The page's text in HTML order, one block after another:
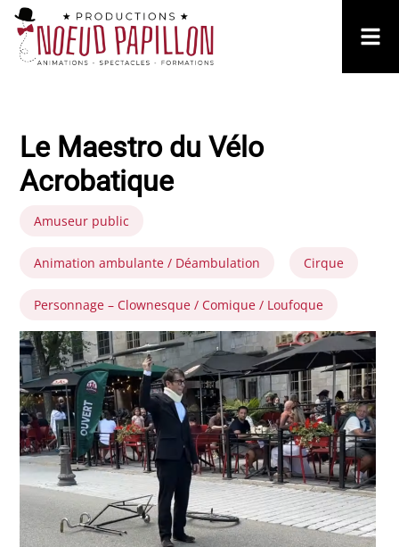
Le Maestro du Vélo
Acrobatique
Amuseur public
Animation ambulante / Déambulation Cirque
Personnage – Clownesque / Comique / Loufoque